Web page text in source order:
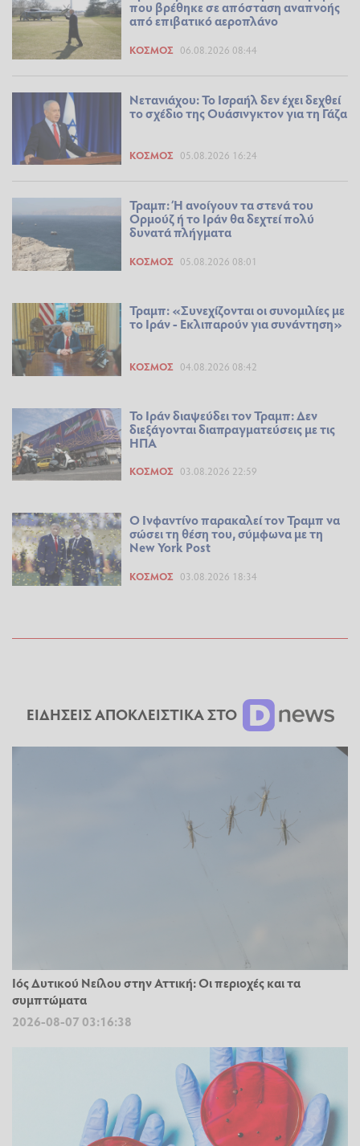
που βρέθηκε σε απόσταση αναπνοής
από επιβατικό αεροπλάνο
ΚΌΣΜΟΣ 06.08.2026 08:44
Νετανιάχου: Το Ισραήλ δεν έχει δεχθεί
το σχέδιο της Ουάσινγκτον για τη Γάζα
ΚΌΣΜΟΣ 05.08.2026 16:24
Τραμπ: Ή ανοίγουν τα στενά του
Ορμούζ ή το Ιράν θα δεχτεί πολύ
δυνατά πλήγματα
ΚΌΣΜΟΣ 05.08.2026 08:01
Τραμπ: «Συνεχίζονται οι συνομιλίες με
το Ιράν - Εκλιπαρούν για συνάντηση»
ΚΌΣΜΟΣ 04.08.2026 08:42
Το Ιράν διαψεύδει τον Τραμπ: Δεν
διεξάγονται διαπραγματεύσεις με τις
ΗΠΑ
ΚΌΣΜΟΣ 03.08.2026 22:59
Ο Ινφαντίνο παρακαλεί τον Τραμπ να
σώσει τη θέση του, σύμφωνα με τη
New York Post
ΚΌΣΜΟΣ 03.08.2026 18:34
ΕΙΔΗΣΕΙΣ ΑΠΟΚΛΕΙΣΤΙΚΑ ΣΤΟ
Ιός Δυτικού Νείλου στην Αττική: Οι περιοχές και τα
συμπτώματα
2026-08-07 03:16:38